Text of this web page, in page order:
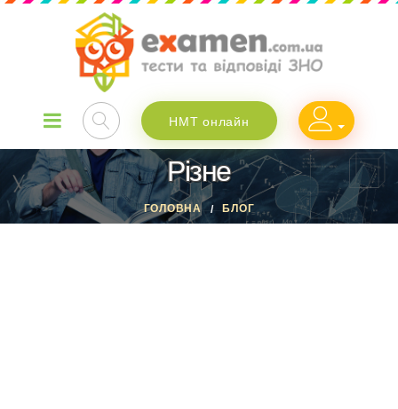
НМТ онлайн
Різне
ГОЛОВНА БЛОГ